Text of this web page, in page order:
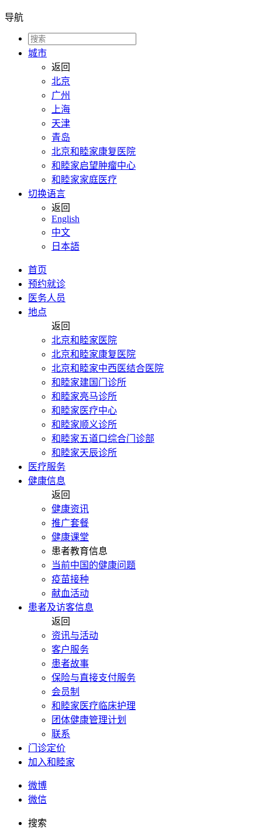
导航
城市
返回
北京
广州
上海
天津
青岛
北京和睦家康复医院
和睦家启望肿瘤中心
和睦家家庭医疗
切换语言
返回
English
中文
日本語
首页
预约就诊
医务人员
地点
返回
北京和睦家医院
北京和睦家康复医院
北京和睦家中西医结合医院
和睦家建国门诊所
和睦家亮马诊所
和睦家医疗中心
和睦家顺义诊所
和睦家五道口综合门诊部
和睦家天辰诊所
医疗服务
健康信息
返回
健康资讯
推广套餐
健康课堂
患者教育信息
当前中国的健康问题
疫苗接种
献血活动
患者及访客信息
返回
资讯与活动
客户服务
患者故事
保险与直接支付服务
会员制
和睦家医疗临床护理
团体健康管理计划
联系
门诊定价
加入和睦家
微博
微信
搜索